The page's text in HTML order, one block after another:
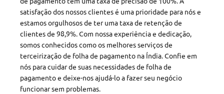
satisfação dos nossos clientes é uma prioridade para nós e
estamos orgulhosos de ter uma taxa de retenção de
clientes de 98,9%. Com nossa experiência e dedicação,
somos conhecidos como os melhores serviços de
terceirização de folha de pagamento na Índia. Confie em
nós para cuidar de suas necessidades de folha de
pagamento e deixe-nos ajudá-lo a fazer seu negócio
funcionar sem problemas.